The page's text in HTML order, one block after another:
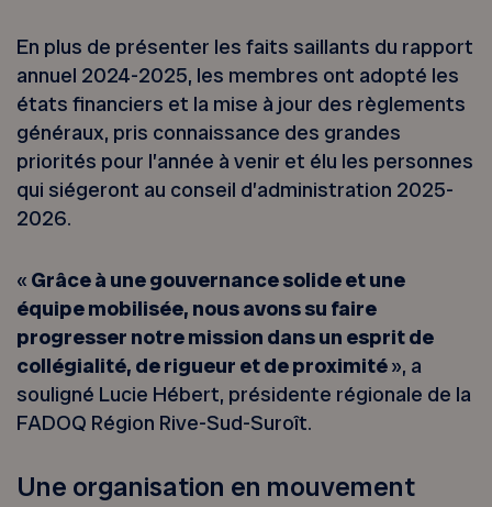
En plus de présenter les faits saillants du rapport
annuel 2024-2025, les membres ont adopté les
états financiers et la mise à jour des règlements
généraux, pris connaissance des grandes
priorités pour l’année à venir et élu les personnes
qui siégeront au conseil d’administration 2025-
2026.
« Grâce à une gouvernance solide et une
équipe mobilisée, nous avons su faire
progresser notre mission dans un esprit de
collégialité, de rigueur et de proximité», a
souligné Lucie Hébert, présidente régionale de la
FADOQ Région Rive-Sud-Suroît.
Une organisation en mouvement